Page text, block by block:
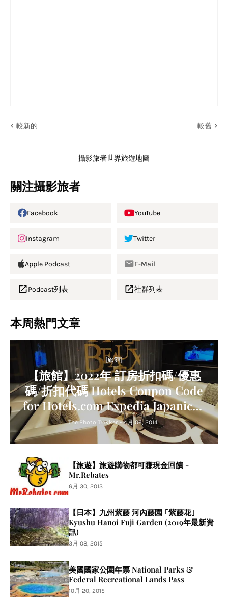
較新的 較舊
攝影旅者世界旅遊地圖
關注攝影旅者
Facebook YouTube
Instagram Twitter
Apple Podcast E-Mail
Podcast列表 社群列表
本周熱門文章
[旅館]
【旅館】2022年 訂房折扣碼/優惠
碼/折扣代碼 Hotels Coupon Code
for Hotels.com Expedia Japanican
Agoda Trip.com Relux
The Photo Trekker - 4月 06, 2014
【旅遊】旅遊購物都可賺現金回饋 -
Mr.Rebates
6月 30, 2013
【日本】九州紫藤 河內藤園 ｢紫藤花｣
Kyushu Hanoi Fuji Garden (2019年最新資
訊)
3月 08, 2015
美國國家公園年票 National Parks &
Federal Recreational Lands Pass
10月 20, 2015